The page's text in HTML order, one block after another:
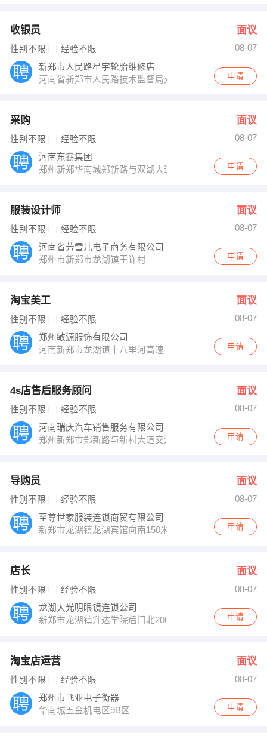
收银员 面议
性别不限 经验不限
08-07
新郑市人民路星宇轮胎维修店
河南省新郑市人民路技术监督局对面
申请
采购 面议
性别不限 经验不限
08-07
河南东鑫集团
郑州新郑华南城郑新路与双湖大道交叉口西1000米
申请
服装设计师 面议
性别不限 经验不限
08-07
河南省芳雪儿电子商务有限公司
郑州市新郑市龙湖镇王许村
申请
淘宝美工 面议
性别不限 经验不限
08-07
郑州敏源服饰有限公司
河南新郑市龙湖镇十八里河高速下站口候庄村
申请
4s店售后服务顾问 面议
性别不限 经验不限
08-07
河南瑞庆汽车销售服务有限公司
郑州新郑市郑新路与新村大道交汇处向西1000米路南
申请
导购员 面议
性别不限 经验不限
08-07
至尊世家服装连锁商贸有限公司
新郑市龙湖镇龙湖宾馆向南150米路西至尊世家
申请
店长 面议
性别不限 经验不限
08-07
龙湖大光明眼镜连锁公司
新郑市龙湖镇升达学院后门北200米大光明眼镜
申请
淘宝店运营 面议
性别不限 经验不限
08-07
郑州市飞亚电子衡器
华南城五金机电区9B区
申请